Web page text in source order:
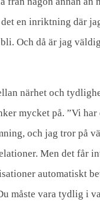
en inriktning där
Och då är jag
närhet och
mycket på. ”Vi
och jag tror på
Men det får
automatiskt
måste vara tydlig i